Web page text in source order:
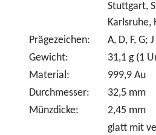
Stuttgart,
Karlsruhe,
Prägezeichen:
A, D, F, G; J
Gewicht:
31,1 g (1
Material:
999,9 Au
Durchmesser:
32,5 mm
Münzdicke:
2,45 mm
glatt mit